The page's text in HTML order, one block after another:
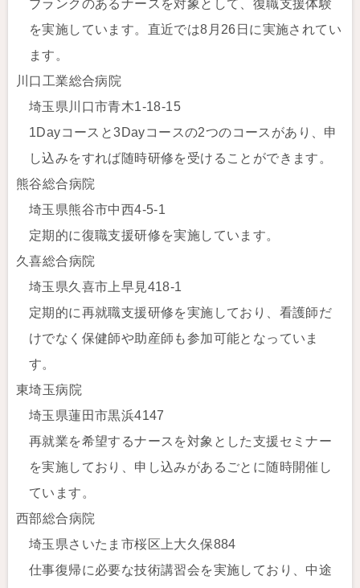
ブランクのあるナースを対象として、復職支援体験
を実施しています。直近では8月26日に実施されてい
ます。
川口工業総合病院
埼玉県川口市青木1-18-15
1Dayコースと3Dayコースの2つのコースがあり、申
し込みをすれば随時研修を受けることができます。
熊谷総合病院
埼玉県熊谷市中西4-5-1
定期的に復職支援研修を実施しています。
久喜総合病院
埼玉県久喜市上早見418-1
定期的に再就職支援研修を実施しており、看護師だ
けでなく保健師や助産師も参加可能となっていま
す。
東埼玉病院
埼玉県蓮田市黒浜4147
再就業を希望するナースを対象とした支援セミナー
を実施しており、申し込みがあるごとに随時開催し
ています。
西部総合病院
埼玉県さいたま市桜区上大久保884
仕事復帰に必要な技術講習会を実施しており、中途